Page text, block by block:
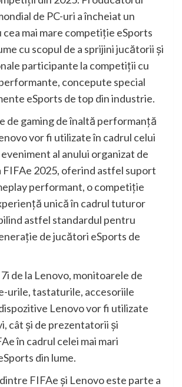
de PC-uri a încheiat un
mai mare competiție eSports
cu scopul de a sprijini jucătorii și
participante la competiții cu
concepute special
eSports de top din industrie.
de gaming de înaltă performanță
vor fi utilizate în cadrul celui
al anului organizat de
FIFAe 2025, oferind astfel suport
performant, o competiție
unică în cadrul tuturor
astfel standardul pentru
de jucători eSports de
de la Lenovo, monitoarele de
urile, tastaturile, accesoriile
Lenovo vor fi utilizate
cât și de prezentatorii și
în cadrul celei mai mari
din lume.
FIFAe și Lenovo este parte a